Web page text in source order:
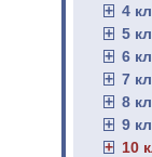
4
5
6
7
8
9
10